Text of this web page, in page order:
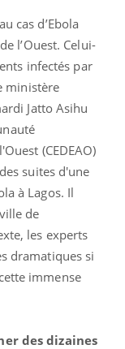
cas d’Ebola
l’Ouest. Celui-
infectés par
ministère
Jatto Asihu
(CEDEAO)
suites d'une
à Lagos. Il
de
les experts
dramatiques si
immense
des dizaines